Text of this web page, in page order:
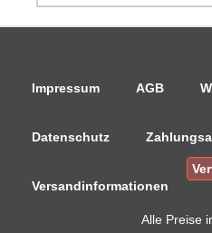
Impressum AGB
Datenschutz
Versandinformationen
Alle Preise